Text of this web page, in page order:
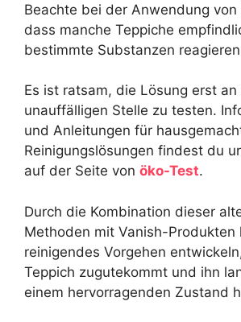
Beachte bei der Anwendung
dass manche Teppiche
bestimmte Substanzen
Es ist ratsam, die Lösung erst an
unauffälligen Stelle zu testen.
und Anleitungen für
Reinigungslösungen findest du
auf der Seite von öko-Test.
Durch die Kombination dieser
Methoden mit Vanish-Produkten
reinigendes Vorgehen
Teppich zugutekommt und ihn
einem hervorragenden Zustand